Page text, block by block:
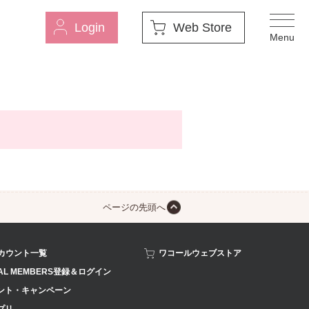
Login Web Store
ページの先頭へ
ウント一覧
MEMBERS登録＆ログイン
ト・キャンペーン
ワコールウェブストア